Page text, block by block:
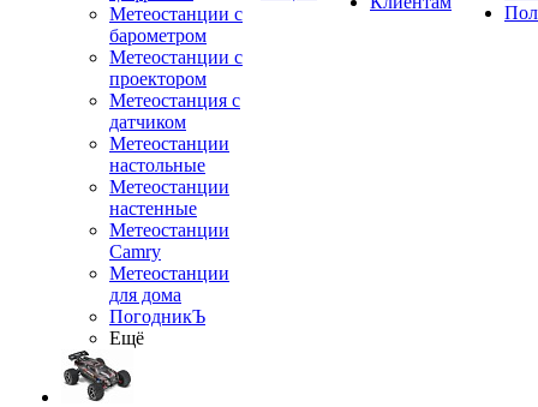
Метеостанции с
барометром
Метеостанции с
проектором
Метеостанция с
датчиком
Метеостанции
настольные
Метеостанции
настенные
Метеостанции
Camry
Метеостанции
для дома
ПогодникЪ
Ещё